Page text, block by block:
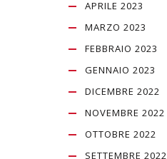
APRILE 2023
MARZO 2023
FEBBRAIO 2023
GENNAIO 2023
DICEMBRE 2022
NOVEMBRE 2022
OTTOBRE 2022
SETTEMBRE 2022